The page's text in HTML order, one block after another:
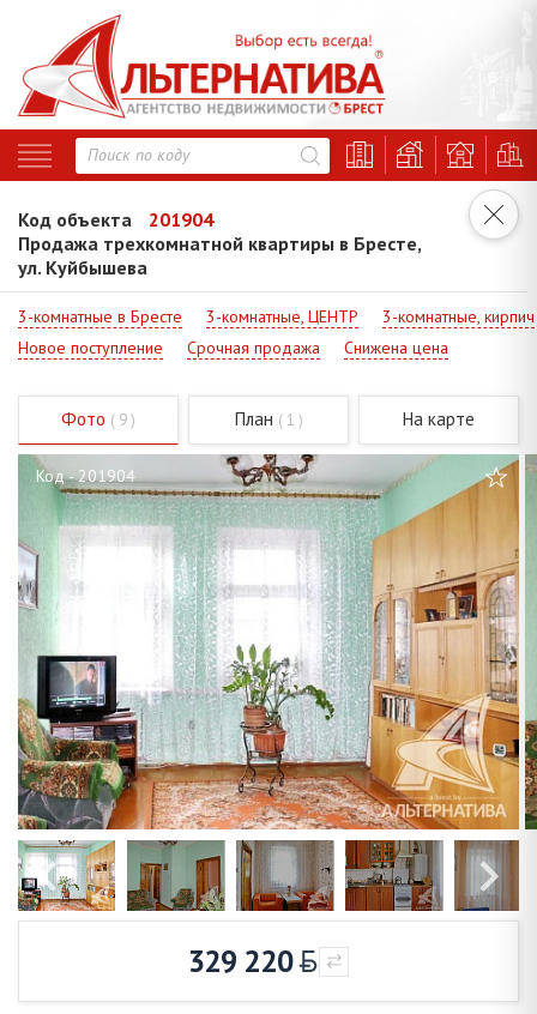
Код объекта
201904
Продажа трехкомнатной квартиры в Бресте,
ул. Куйбышева
3-комнатные в Бресте 3-комнатные, ЦЕНТР
3-комнатные, кирпич
Новое поступление
Срочная продажа Снижена цена
Фото ( 9 ) План ( 1 ) На карте
Код - 201904
329 220